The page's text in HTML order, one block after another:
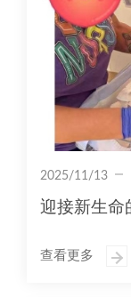
2025/11/13
迎接新生命
查看更多